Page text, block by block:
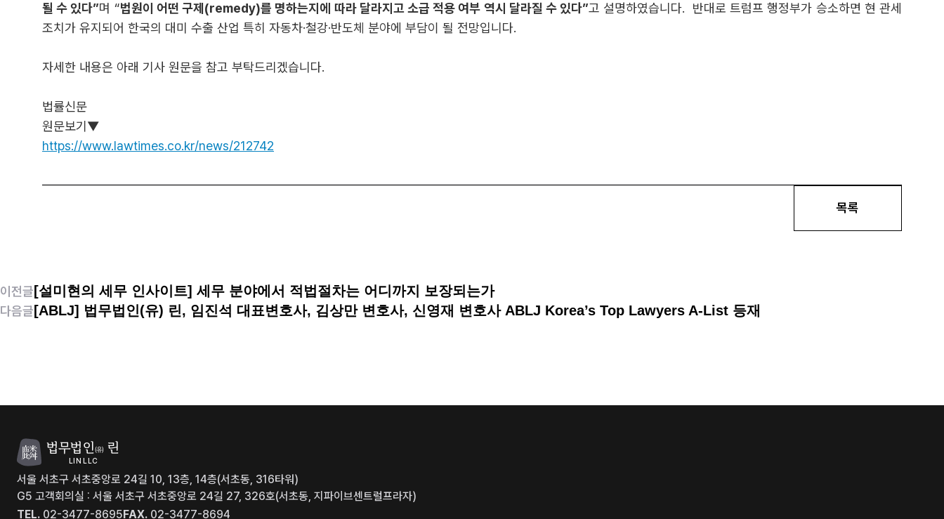
될 수 있다”며 “법원이 어떤 구제(remedy)를 명하는지에 따라 달라지고 소급 적용 여부 역시 달라질 수 있다”고 설명하였습니다. 반대로 트럼프 행정부가 승소하면 현 관세
조치가 유지되어 한국의 대미 수출 산업 특히 자동차·철강·반도체 분야에 부담이 될 전망입니다.
자세한 내용은 아래 기사 원문을 참고 부탁드리겠습니다.
법률신문
원문보기▼
https://www.lawtimes.co.kr/news/212742
목록
이전글[설미현의 세무 인사이트] 세무 분야에서 적법절차는 어디까지 보장되는가
다음글[ABLJ] 법무법인(유) 린, 임진석 대표변호사, 김상만 변호사, 신영재 변호사 ABLJ Korea’s Top Lawyers A-List 등재
법무법인 (유) 린
LIN LLC
서울 서초구 서초중앙로 24길 10, 13층, 14층(서초동, 316타워)
G5 고객회의실 : 서울 서초구 서초중앙로 24길 27, 326호(서초동, 지파이브센트럴프라자)
TEL. 02-3477-8695FAX. 02-3477-8694